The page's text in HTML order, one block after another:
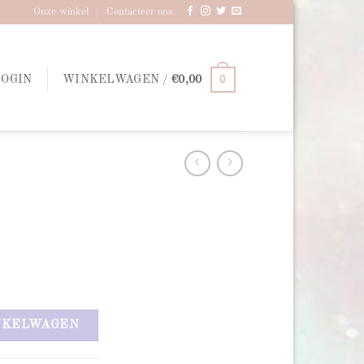
Onze winkel Contacteer ons
WINKELWAGEN /€0,00 0